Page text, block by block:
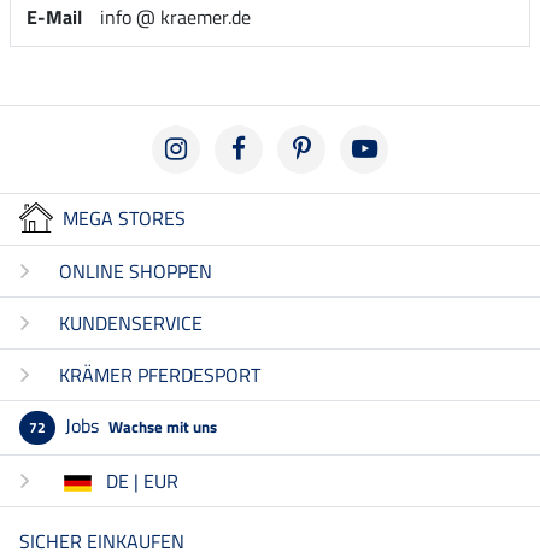
E-Mail info @ kraemer.de
MEGA STORES
ONLINE SHOPPEN
KUNDENSERVICE
KRÄMER PFERDESPORT
72 Jobs Wachse mit uns
DE | EUR
SICHER EINKAUFEN